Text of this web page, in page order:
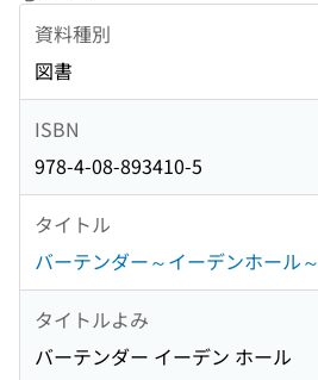
資料種別
図書
ISBN
978-4-08-893410-5
タイトル
バーテンダー～イーデンホール～
タイトルよみ
バーテンダー イーデン ホール